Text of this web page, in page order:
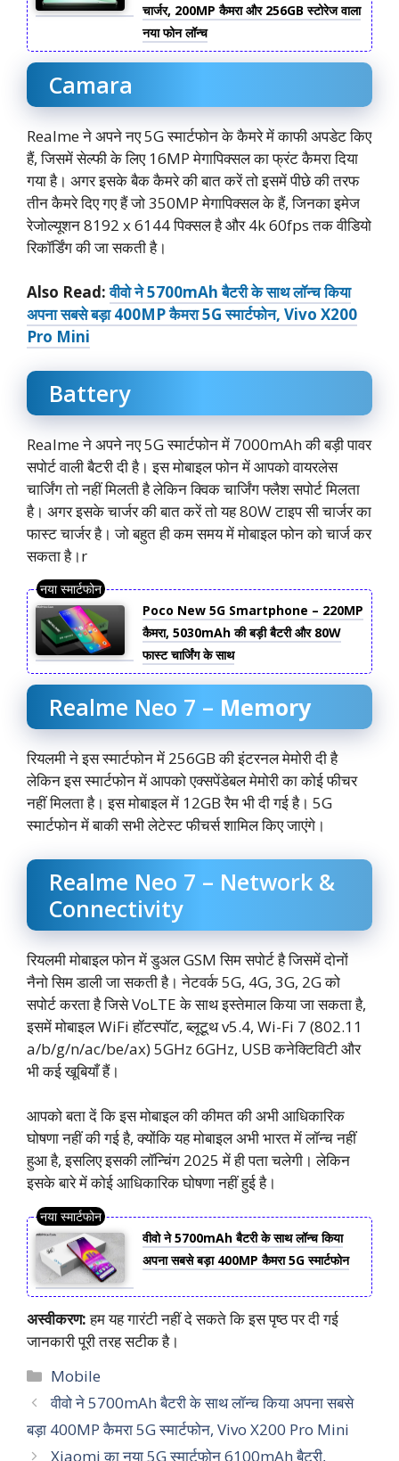
चार्जर, 200MP कैमरा और 256GB स्टोरेज वाला
नया फोन लॉन्च
Camara
Realme ने अपने नए 5G स्मार्टफोन के कैमरे में काफी अपडेट किए
हैं, जिसमें सेल्फी के लिए 16MP मेगापिक्सल का फ्रंट कैमरा दिया
गया है। अगर इसके बैक कैमरे की बात करें तो इसमें पीछे की तरफ
तीन कैमरे दिए गए हैं जो 350MP मेगापिक्सल के हैं, जिनका इमेज
रेजोल्यूशन 8192 x 6144 पिक्सल है और 4k 60fps तक वीडियो
रिकॉर्डिंग की जा सकती है।
Also Read: वीवो ने 5700mAh बैटरी के साथ लॉन्च किया
अपना सबसे बड़ा 400MP कैमरा 5G स्मार्टफोन, Vivo X200
Pro Mini
Battery
Realme ने अपने नए 5G स्मार्टफोन में 7000mAh की बड़ी पावर
सपोर्ट वाली बैटरी दी है। इस मोबाइल फोन में आपको वायरलेस
चार्जिंग तो नहीं मिलती है लेकिन क्विक चार्जिंग फ्लैश सपोर्ट मिलता
है। अगर इसके चार्जर की बात करें तो यह 80W टाइप सी चार्जर का
फास्ट चार्जर है। जो बहुत ही कम समय में मोबाइल फोन को चार्ज कर
सकता है।r
Poco New 5G Smartphone – 220MP
कैमरा, 5030mAh की बड़ी बैटरी और 80W
फास्ट चार्जिंग के साथ
Realme Neo 7 – Memory
रियलमी ने इस स्मार्टफोन में 256GB की इंटरनल मेमोरी दी है
लेकिन इस स्मार्टफोन में आपको एक्सपेंडेबल मेमोरी का कोई फीचर
नहीं मिलता है। इस मोबाइल में 12GB रैम भी दी गई है। 5G
स्मार्टफोन में बाकी सभी लेटेस्ट फीचर्स शामिल किए जाएंगे।
Realme Neo 7 – Network &
Connectivity
रियलमी मोबाइल फोन में डुअल GSM सिम सपोर्ट है जिसमें दोनों
नैनो सिम डाली जा सकती है। नेटवर्क 5G, 4G, 3G, 2G को
सपोर्ट करता है जिसे VoLTE के साथ इस्तेमाल किया जा सकता है,
इसमें मोबाइल WiFi हॉटस्पॉट, ब्लूटूथ v5.4, Wi-Fi 7 (802.11
a/b/g/n/ac/be/ax) 5GHz 6GHz, USB कनेक्टिविटी और
भी कई खूबियाँ हैं।
आपको बता दें कि इस मोबाइल की कीमत की अभी आधिकारिक
घोषणा नहीं की गई है, क्योंकि यह मोबाइल अभी भारत में लॉन्च नहीं
हुआ है, इसलिए इसकी लॉन्चिंग 2025 में ही पता चलेगी। लेकिन
इसके बारे में कोई आधिकारिक घोषणा नहीं हुई है।
वीवो ने 5700mAh बैटरी के साथ लॉन्च किया
अपना सबसे बड़ा 400MP कैमरा 5G स्मार्टफोन
अस्वीकरण:हम यह गारंटी नहीं दे सकते कि इस पृष्ठ पर दी गई
जानकारी पूरी तरह सटीक है।
Categories
Mobile
वीवो ने 5700mAh बैटरी के साथ लॉन्च किया अपना सबसे
बड़ा 400MP कैमरा 5G स्मार्टफोन, Vivo X200 Pro Mini
Xiaomi का नया 5G स्मार्टफोन 6100mAh बैटरी,